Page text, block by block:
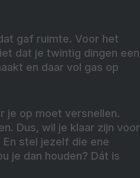
gaf ruimte. Voor het
dat je twintig dingen een
en daar vol gas op
je op moet versnellen.
Dus, wil je klaar zijn voor
En stel jezelf die ene
je dan houden? Dát is